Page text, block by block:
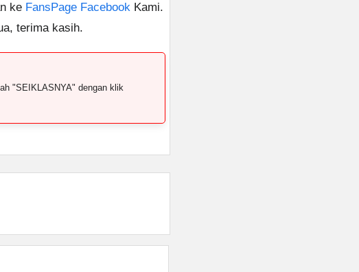
ke FansPage Facebook Kami.
terima kasih.
"SEIKLASNYA" dengan klik